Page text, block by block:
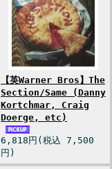
【英Warner Bros】The
Section/Same (Danny
Kortchmar, Craig
Doerge, etc)
6,818円(税込 7,500
円)